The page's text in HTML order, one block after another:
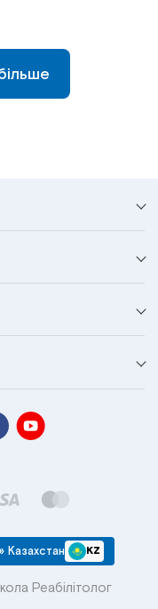
Казахстан KZ
Реабілітолог